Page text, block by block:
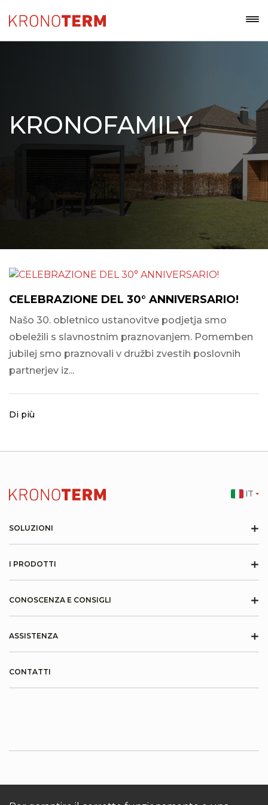
KRONOFAMILY
CELEBRAZIONE DEL 30° ANNIVERSARIO!
Našo 30. obletnico ustanovitve podjetja smo
obeležili s slavnostnim praznovanjem. Pomemben
jubilej smo praznovali v družbi zvestih poslovnih
partnerjev iz...
Di più
SOLUZIONI +
I PRODOTTI +
CONOSCENZA E CONSIGLI +
ASSISTENZA +
CONTATTI
INFORMAZIONI SU KRONOTERM
Cookies
IT